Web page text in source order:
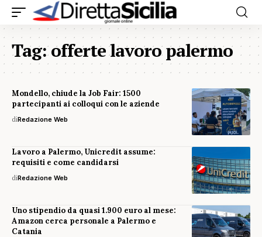
Tag:offerte lavoro palermo
Mondello, chiude la Job Fair: 1500
partecipanti ai colloqui con le aziende
diRedazione Web
Lavoro a Palermo, Unicredit assume:
requisiti e come candidarsi
diRedazione Web
Uno stipendio da quasi 1.900 euro al mese:
Amazon cerca personale a Palermo e
Catania